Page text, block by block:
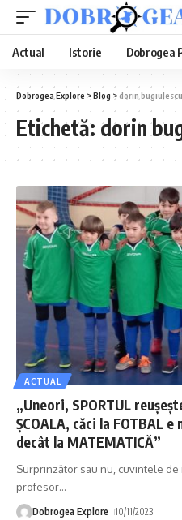
Actual Istorie Dobrogea
Dobrogea Explore >Blog >dorin bugiulescu
Etichetă: dorin
ACTUAL
„Uneori, SPORTUL
ȘCOALA, căci la FOTBAL e
decât la MATEMATICĂ”
Surprinzător sau nu, cuvintele de
profesor…
Dobrogea Explore 10/11/2023